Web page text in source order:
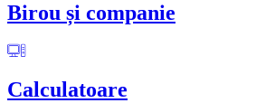
Birou și companie
Calculatoare